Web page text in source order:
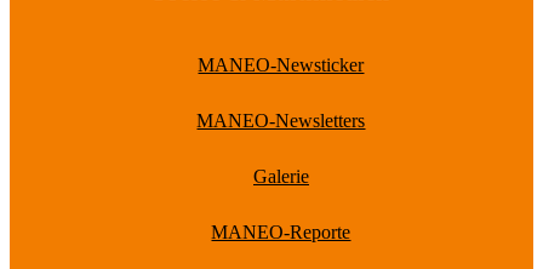
MANEO-Newsticker
MANEO-Newsletters
Galerie
MANEO-Reporte